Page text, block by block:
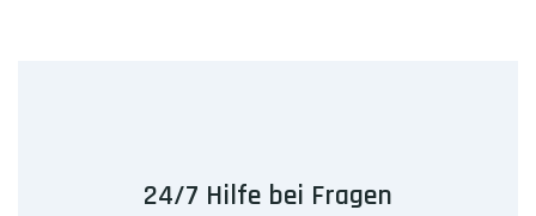
24/7 Hilfe bei Fragen